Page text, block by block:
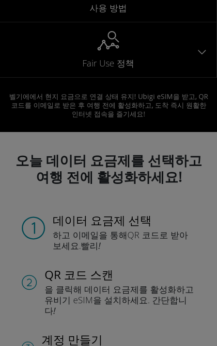
사용 방법
Fair Use 정책
벨기에에서 현지 요금으로 연결 상태 유지! Ubigi eSIM을 받고, QR
코드를 이메일로 받은 후 여행 전에 활성화하고, 도착 즉시 원활한
인터넷 접속을 즐기세요!
오늘 데이터 요금제를 선택하고
여행 전에 활성화하세요!
데이터 요금제 선택
하고 이메일을 통해QR 코드로 받아
보세요.빨리!
QR 코드 스캔
을 클릭해 데이터 요금제를 활성화하고
유비기 eSIM을 설치하세요. 간단합니
다!
계정 만들기